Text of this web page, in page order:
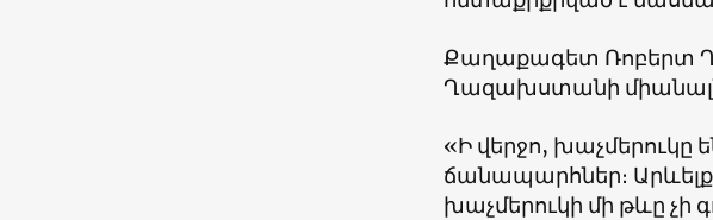
Քաղաքագետ Ռոբերտ
Ղազախստանի միանալն
«Ի վերջո, խաչմերուկը
ճանապարհներ։
խաչմերուկի մի թևը չի